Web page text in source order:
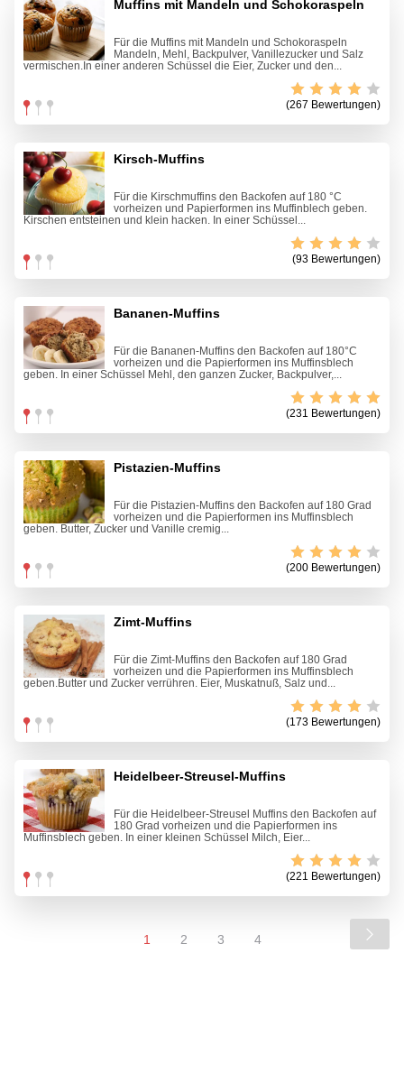
Muffins mit Mandeln und Schokoraspeln
Für die Muffins mit Mandeln und Schokoraspeln
Mandeln, Mehl, Backpulver, Vanillezucker und Salz
vermischen.In einer anderen Schüssel die Eier, Zucker und den...
(267 Bewertungen)
Kirsch-Muffins
Für die Kirschmuffins den Backofen auf 180 °C
vorheizen und Papierformen ins Muffinblech geben.
Kirschen entsteinen und klein hacken. In einer Schüssel...
(93 Bewertungen)
Bananen-Muffins
Für die Bananen-Muffins den Backofen auf 180°C
vorheizen und die Papierformen ins Muffinsblech
geben. In einer Schüssel Mehl, den ganzen Zucker, Backpulver,...
(231 Bewertungen)
Pistazien-Muffins
Für die Pistazien-Muffins den Backofen auf 180 Grad
vorheizen und die Papierformen ins Muffinsblech
geben. Butter, Zucker und Vanille cremig...
(200 Bewertungen)
Zimt-Muffins
Für die Zimt-Muffins den Backofen auf 180 Grad
vorheizen und die Papierformen ins Muffinsblech
geben.Butter und Zucker verrühren. Eier, Muskatnuß, Salz und...
(173 Bewertungen)
Heidelbeer-Streusel-Muffins
Für die Heidelbeer-Streusel Muffins den Backofen auf
180 Grad vorheizen und die Papierformen ins
Muffinsblech geben. In einer kleinen Schüssel Milch, Eier...
(221 Bewertungen)
1 2 3 4